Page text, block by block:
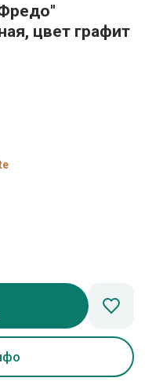
цвет графит